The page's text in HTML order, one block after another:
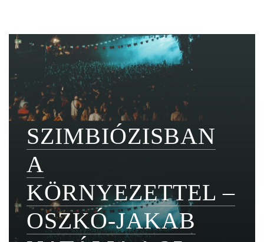
SZIMBIÓZISBAN
A
KÖRNYEZETTEL –
OSZKÓ-JAKAB